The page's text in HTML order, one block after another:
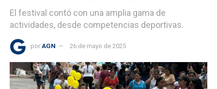
El festival contó con una amplia gama de
actividades, desde competencias deportivas.
por AGN 26 de mayo de 2025